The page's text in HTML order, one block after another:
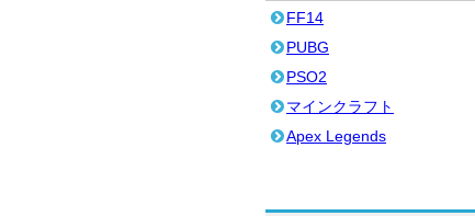
FF14
PUBG
PSO2
マインクラフト
Apex Legends